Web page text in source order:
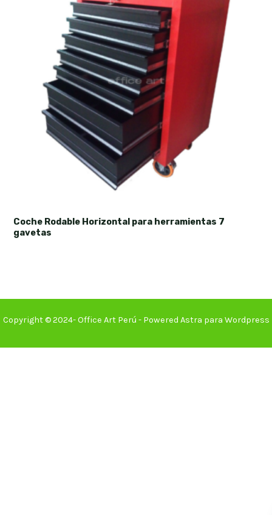
Coche Rodable Horizontal para herramientas 7
gavetas
Copyright © 2024- Office Art Perú - Powered Astra para Wordpress